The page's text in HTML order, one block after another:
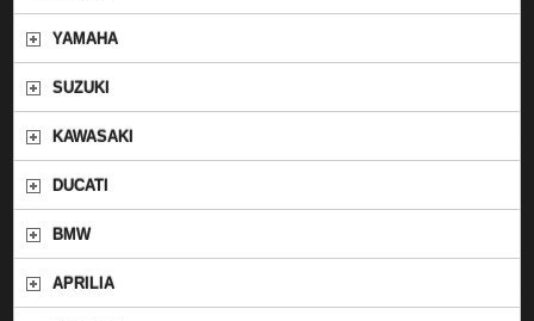
YAMAHA
SUZUKI
KAWASAKI
DUCATI
BMW
APRILIA